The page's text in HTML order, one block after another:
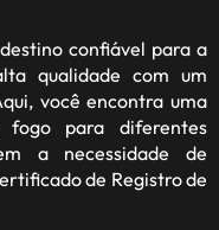
confiável para a
qualidade com um
você encontra uma
para diferentes
a necessidade de
de Registro de